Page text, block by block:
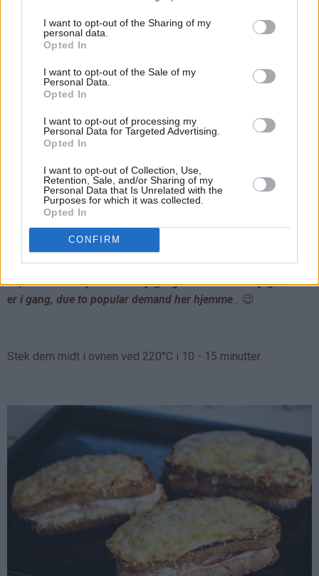
I want to opt-out of the Sharing of my
personal data.
Opted In
I want to opt-out of the Sale of my
Personal Data.
Opted In
I want to opt-out of processing my
Personal Data for Targeted Advertising.
Opted In
I want to opt-out of Collection, Use,
Retention, Sale, and/or Sharing of my
Personal Data that Is Unrelated with the
Purposes for which it was collected.
Opted In
CONFIRM
Ja, du ser 3 stk på bildet så jeg lager en ekstra når jeg først
er i gang, due to popular demand her hjemme ... 😉
Stek dem midt i ovnen ved 220°C i 10 - 15 minutter.